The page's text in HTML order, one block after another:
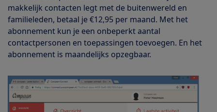
makkelijk contacten legt met de buitenwereld en
familieleden, betaal je €12,95 per maand. Met het
abonnement kun je een onbeperkt aantal
contactpersonen en toepassingen toevoegen. En het
abonnement is maandelijks opzegbaar.